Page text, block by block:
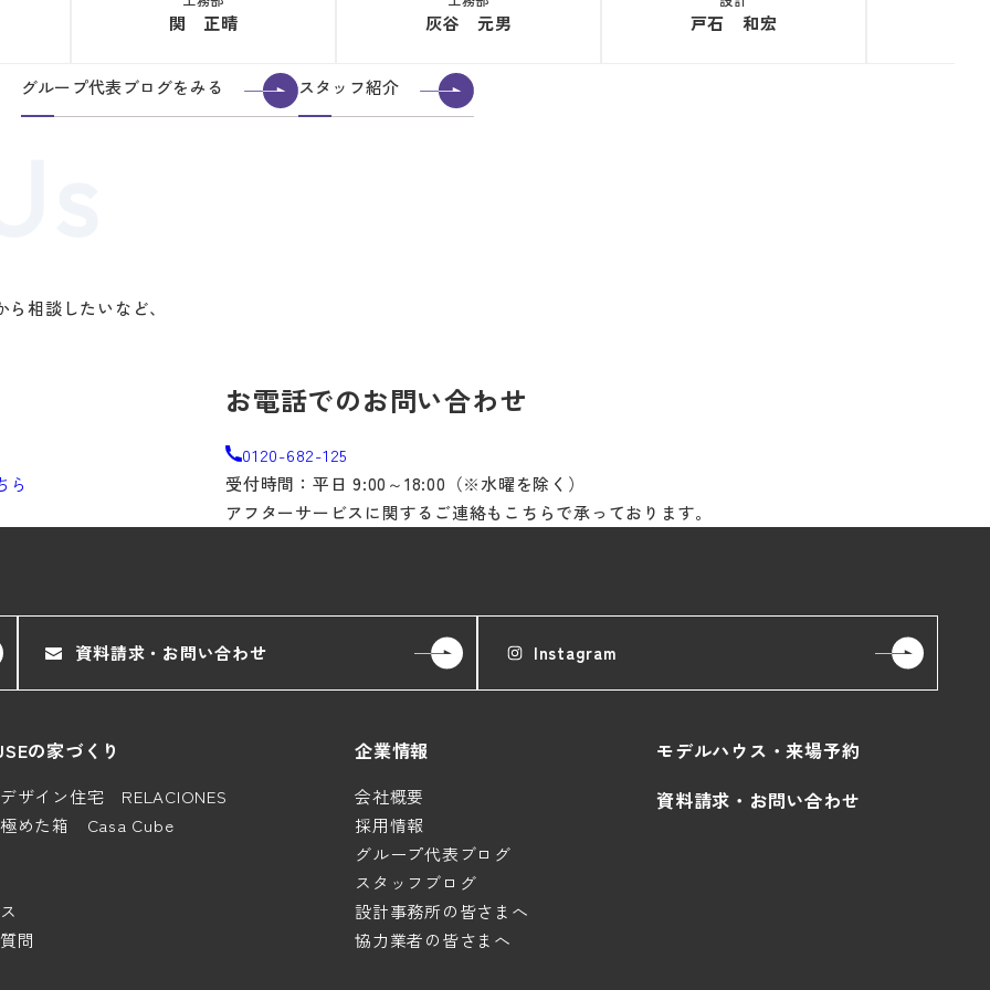
関 正晴 灰谷 元男 戸石 和宏
グループ代表ブログをみる スタッフ紹介
相談したいなど、
ら
お電話でのお問い合わせ
0120-682-125
受付時間：平日 9:00～18:00（※水曜を除く）
アフターサービスに関するご連絡もこちらで承っております。
資料請求・お問い合わせ Instagram
の家づくり
ザイン住宅 RELACIONES
めた箱 Casa Cube
問
企業情報
会社概要
採用情報
グループ代表ブログ
スタッフブログ
設計事務所の皆さまへ
協力業者の皆さまへ
モデルハウス・来場予約
資料請求・お問い合わせ